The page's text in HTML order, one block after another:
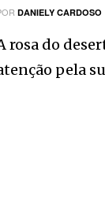
DANIELY CARDOSO
rosa do
pela